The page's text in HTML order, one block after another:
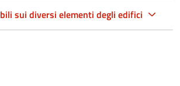
sui diversi elementi degli edifici